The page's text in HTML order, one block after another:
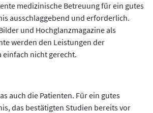
medizinische Betreuung für ein gutes
ausschlaggebend und erforderlich.
und Hochglanzmagazine als
werden den Leistungen der
einfach nicht gerecht.
auch die Patienten. Für ein gutes
das bestätigten Studien bereits vor